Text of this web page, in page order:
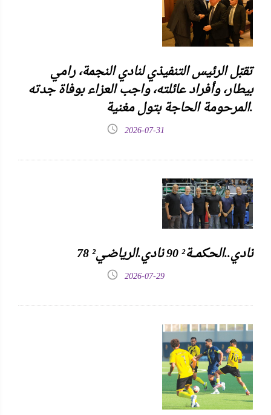
تقبّل الرئيس التنفيذي لنادي النجمة، رامي
بيطار، وأفراد عائلته، واجب العزاء بوفاة جدته
المرحومة الحاجة بتول مغنية.
2026-07-31
نادي..الحكمـــة² 90 نادي.الرياضـي² 78
2026-07-29